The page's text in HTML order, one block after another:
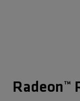
Radeon™